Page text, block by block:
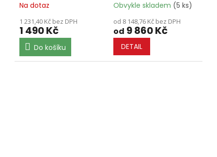
Na dotaz
1 231,40 Kč bez DPH
1 490 Kč
Do košíku
Obvykle skladem (5 ks)
od 8 148,76 Kč bez DPH
od 9 860 Kč
DETAIL